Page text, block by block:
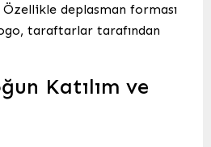
Özellikle deplasman forması
taraftarlar tarafından
Katılım ve